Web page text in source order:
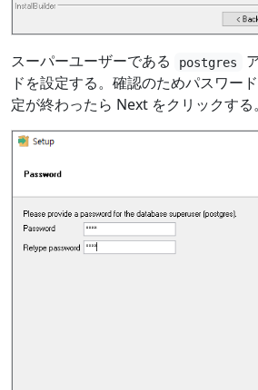
スーパーユーザーである postgres
ドを設定する。確認のためパスワー
定が終わったら Next をクリックする。